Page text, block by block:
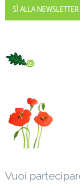
SÌ ALLA NEWSLETTER
Vuoi